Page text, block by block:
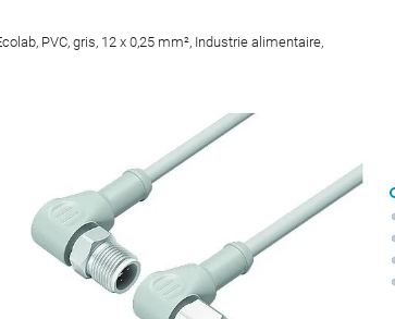
PVC, gris, 12 x 0,25 mm², Industrie alimentaire,